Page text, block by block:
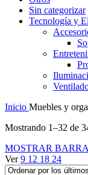
Sin categorizar
Tecnología y
Inicio Muebles y
Mostrando 1–32 de
MOSTRAR
Ver9 12 18 24